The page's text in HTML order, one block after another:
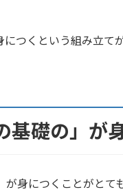
つくという組み立て
基礎の」が
身につくことがとて